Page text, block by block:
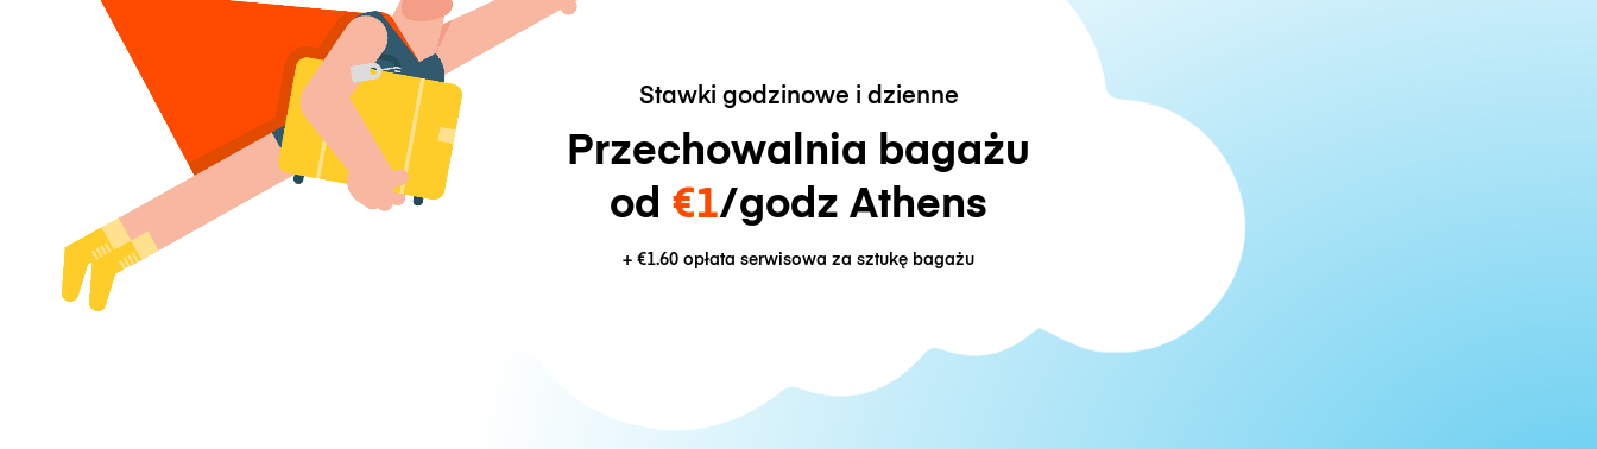
Stawki godzinowe i dzienne
Przechowalnia bagażu
od €1/godz Athens
+ €1.60 opłata serwisowa za sztukę bagażu